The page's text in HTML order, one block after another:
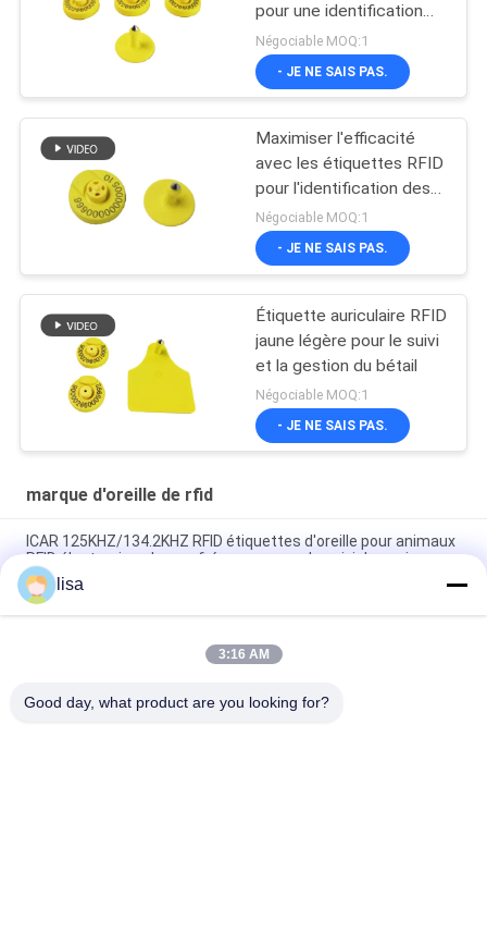
pour une identification
sûre et précise
Négociable MOQ:1
- JE NE SAIS PAS.
Maximiser l'efficacité
avec les étiquettes RFID
pour l'identification des
animaux
Négociable MOQ:1
- JE NE SAIS PAS.
Étiquette auriculaire RFID
jaune légère pour le suivi
et la gestion du bétail
Négociable MOQ:1
- JE NE SAIS PAS.
marque d'oreille de rfid
ICAR 125KHZ/134.2KHZ RFID étiquettes d'oreille pour animaux
RFID électronique basse fréquence pour le suivi des animaux
Baguettes d'identification animale certifiées ISO11784/85
pour une gestion facile des bovins et des ovins
Étiquette d'oreille RFID Étiquette d'oreille de bétail Améliorer la
lisa
3:16 AM
Good day, what product are you looking for?